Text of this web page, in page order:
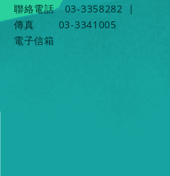
聯絡電話
03-3358282
|
傳真
03-3341005
電子信箱